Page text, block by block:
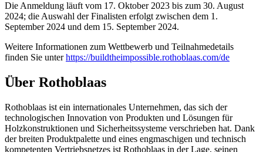
Die Anmeldung läuft vom 17. Oktober 2023 bis zum 30. August
2024; die Auswahl der Finalisten erfolgt zwischen dem 1.
September 2024 und dem 15. September 2024.
Weitere Informationen zum Wettbewerb und Teilnahmedetails
finden Sie unterhttps://buildtheimpossible.rothoblaas.com/de
Über Rothoblaas
Rothoblaas ist ein internationales Unternehmen, das sich der
technologischen Innovation von Produkten und Lösungen für
Holzkonstruktionen und Sicherheitssysteme verschrieben hat. Dank
der breiten Produktpalette und eines engmaschigen und technisch
kompetenten Vertriebsnetzes ist Rothoblaas in der Lage, seinen